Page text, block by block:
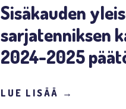
Sisäkauden
sarjatenniksen
2024-2025
LUE LISÄÄ →